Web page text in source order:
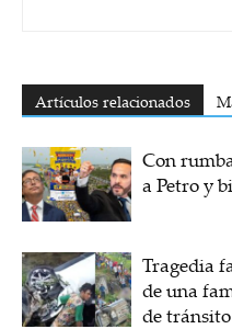
Artículos relacionados
Con
a Petro y
Tragedia
de una
de